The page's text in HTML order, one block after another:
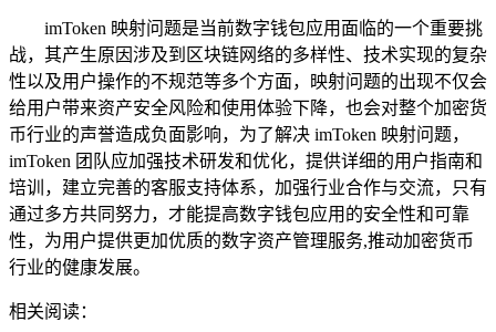
imToken 映射问题是当前数字钱包应用面临的一个重要挑
战，其产生原因涉及到区块链网络的多样性、技术实现的复杂
性以及用户操作的不规范等多个方面，映射问题的出现不仅会
给用户带来资产安全风险和使用体验下降，也会对整个加密货
币行业的声誉造成负面影响，为了解决 imToken 映射问题，
imToken 团队应加强技术研发和优化，提供详细的用户指南和
培训，建立完善的客服支持体系，加强行业合作与交流，只有
通过多方共同努力，才能提高数字钱包应用的安全性和可靠
性，为用户提供更加优质的数字资产管理服务,推动加密货币
行业的健康发展。
相关阅读：